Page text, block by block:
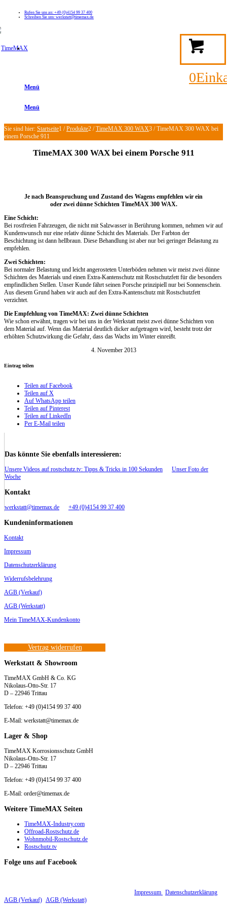
Rufen Sie uns an: +49 (0)4154 99 37 400
Schreiben Sie uns: werkstatt@timemax.de
0
Menü
Menü
Sie sind hier: Startseite1 / Produkte2 / TimeMAX 300 WAX3 / TimeMAX 300 WAX bei
einem Porsche 911
TimeMAX 300 WAX bei einem Porsche 911
Je nach Beanspruchung und Zustand des Wagens empfehlen wir ein
oder zwei dünne Schichten TimeMAX 300 WAX.
Eine Schicht:
Bei rostfreien Fahrzeugen, die nicht mit Salzwasser in Berührung kommen, nehmen wir auf
Kundenwunsch nur eine relativ dünne Schicht des Materials. Der Farbton der
Beschichtung ist dann hellbraun. Diese Behandlung ist aber nur bei geringer Belastung zu
empfehlen.
Zwei Schichten:
Bei normaler Belastung und leicht angerosteten Unterböden nehmen wir meist zwei dünne
Schichten des Materials und einen Extra-Kantenschutz mit Rostschutzfett für die besonders
empfindlichen Stellen. Unser Kunde fährt seinen Porsche prinzipiell nur bei Sonnenschein.
Aus diesem Grund haben wir auch auf den Extra-Kantenschutz mit Rostschutzfett
verzichtet.
Die Empfehlung von TimeMAX: Zwei dünne Schichten
Wie schon erwähnt, tragen wir bei uns in der Werkstatt meist zwei dünne Schichten von
dem Material auf. Wenn das Material deutlich dicker aufgetragen wird, besteht trotz der
erhöhten Schutzwirkung die Gefahr, dass das Wachs im Winter einreißt.
4. November 2013
Eintrag teilen
Teilen auf Facebook
Teilen auf X
Auf WhatsApp teilen
Teilen auf Pinterest
Teilen auf LinkedIn
Per E-Mail teilen
Das könnte Sie ebenfalls interessieren:
Unsere Videos auf rostschutz.tv: Tipps & Tricks in 100 Sekunden
Unser Foto der
Woche
Kontakt
werkstatt@timemax.de +49 (0)4154 99 37 400
Kundeninformationen
Kontakt
Impressum
Datenschutzerklärung
Widerrufsbelehrung
AGB (Verkauf)
AGB (Werkstatt)
Mein TimeMAX-Kundenkonto
Vertrag widerrufen
Werkstatt & Showroom
TimeMAX GmbH & Co. KG
Nikolaus-Otto-Str. 17
D – 22946 Trittau
Telefon: +49 (0)4154 99 37 400
E-Mail: werkstatt@timemax.de
Lager & Shop
TimeMAX Korrosionsschutz GmbH
Nikolaus-Otto-Str. 17
D – 22946 Trittau
Telefon: +49 (0)4154 99 37 400
E-Mail: order@timemax.de
Weitere TimeMAX Seiten
TimeMAX-Industry.com
Offroad-Rostschutz.de
Wohnmobil-Rostschutz.de
Rostschutz.tv
Folge uns auf Facebook
Impressum Datenschutzerklärung
AGB (Verkauf) AGB (Werkstatt)